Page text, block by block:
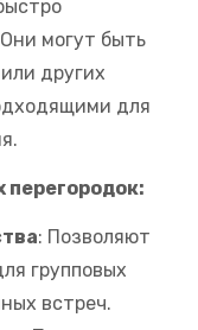
могут быть
других
для
: Позволяют
групповых
встреч.